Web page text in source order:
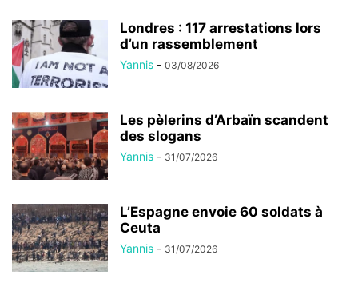
Londres : 117 arrestations lors
d’un rassemblement
Yannis - 03/08/2026
Les pèlerins d’Arbaïn scandent
des slogans
Yannis - 31/07/2026
L’Espagne envoie 60 soldats à
Ceuta
Yannis - 31/07/2026